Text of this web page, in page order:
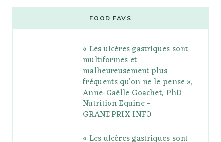
b
t
g
l
e
P
l
s
t
a
g
r
a
m
e
r
e
s
o
l
r
FOOD FAVS
« Les ulcères gastriques sont
multiformes et
malheureusement plus
fréquents qu’on ne le pense »,
Anne-Gaëlle Goachet, PhD
Nutrition Equine –
GRANDPRIX INFO
« Les ulcères gastriques sont